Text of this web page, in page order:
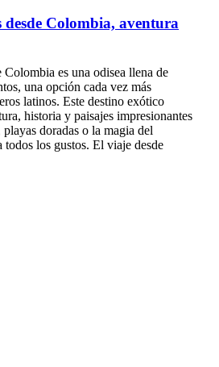
Colombia, aventura
es una odisea llena de
una opción cada vez más
latinos. Este destino exótico
historia y paisajes impresionantes
doradas o la magia del
los gustos. El viaje desde